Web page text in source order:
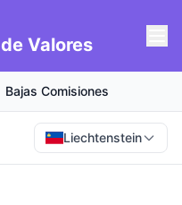
Valores
Bajas Comisiones
Liechtenstein